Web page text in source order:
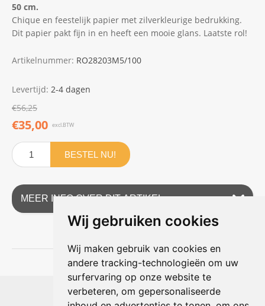
Wij gebruiken cookies
Wij maken gebruik van cookies en
andere tracking-technologieën om uw
surfervaring op onze website te
verbeteren, om gepersonaliseerde
50 cm.
Chique en feestelijk papier met zilverkleurige bedrukking.
Dit papier pakt fijn in en heeft een mooie glans. Laatste rol!
Artikelnummer: RO28203M5/100
Levertijd: 2-4 dagen
€56,25
€35,00 excl.BTW
BESTEL NU!
MEER INFO OVER DIT ARTIKEL
Shophouse online
Max Planckstraat 4